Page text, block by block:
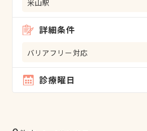
詳細条件
バリアフリー対応
診療曜日